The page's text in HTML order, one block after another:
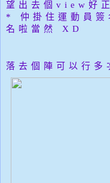
望出去個view好
* 仲掛住運動員
名啦當然 XD
落去個陣可以行多